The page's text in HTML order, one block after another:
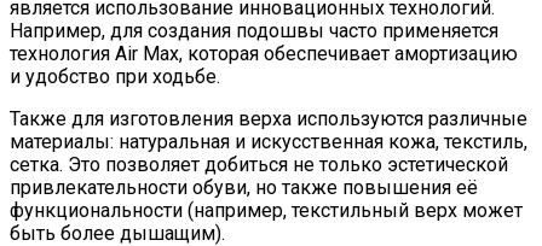
является использование инновационных технологий.
Например, для создания подошвы часто применяется
технология Air Max, которая обеспечивает амортизацию
и удобство при ходьбе.
Также для изготовления верха используются различные
материалы: натуральная и искусственная кожа, текстиль,
сетка. Это позволяет добиться не только эстетической
привлекательности обуви, но также повышения её
функциональности (например, текстильный верх может
быть более дышащим).